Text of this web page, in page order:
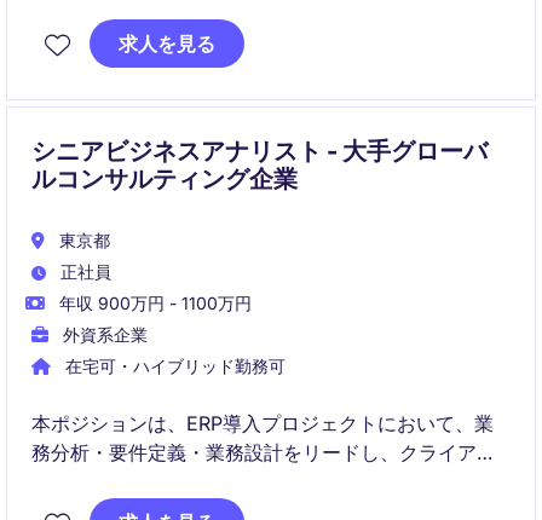
求人を見る
シニアビジネスアナリスト - 大手グローバ
ルコンサルティング企業
東京都
正社員
年収 900万円 - 1100万円
外資系企業
在宅可・ハイブリッド勤務可
本ポジションは、ERP導入プロジェクトにおいて、業
務分析・要件定義・業務設計をリードし、クライアン
心に、ERP導入だけでなく業務プロセス改善やデジタ